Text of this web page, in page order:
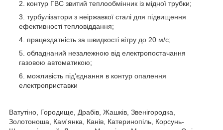
контур ГВС звитий теплообмінник із мідної трубки;
турбулізатори з неіржавкої сталі для підвищення
ефективності тепловіддання;
працездатність за швидкості вітру до 20 м/с;
обладнаний незалежною від електропостачання
газовою автоматикою;
можливість під'єднання в контур опалення
електроприставки
Ватутіно, Городище, Драбів, Жашків, Звенігородка,
Золотоноша, Кам'янка, Канів, Катеринопіль, Корсунь-